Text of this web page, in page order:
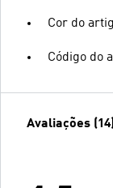
Cor do
Código do
Avaliações (14)